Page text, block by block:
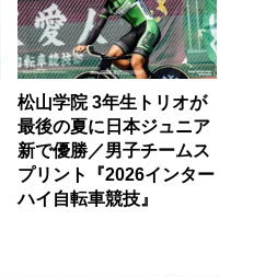
松山学院 3年生トリオが
最後の夏に日本ジュニア
新で優勝／男子チームス
プリント『2026インター
ハイ自転車競技』